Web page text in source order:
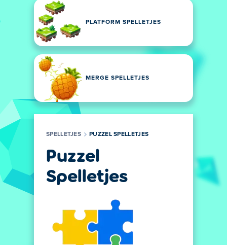
PLATFORM SPELLETJES
MERGE SPELLETJES
SPELLETJES PUZZEL SPELLETJES
Puzzel
Spelletjes